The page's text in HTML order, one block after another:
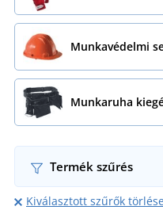
Munkavédelmi
Munkaruha
Termék szűrés
Kiválasztott szűrők